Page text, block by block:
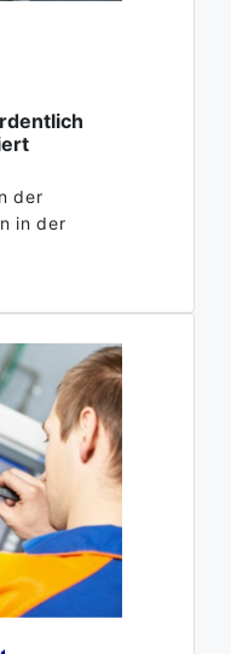
der
in der